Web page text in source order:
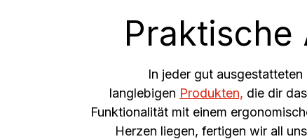
Frühstücks-Duo
In jeder gut
langlebigen Produkten, die dir
Funktionalität mit einem
Herzen liegen, fertigen wir all